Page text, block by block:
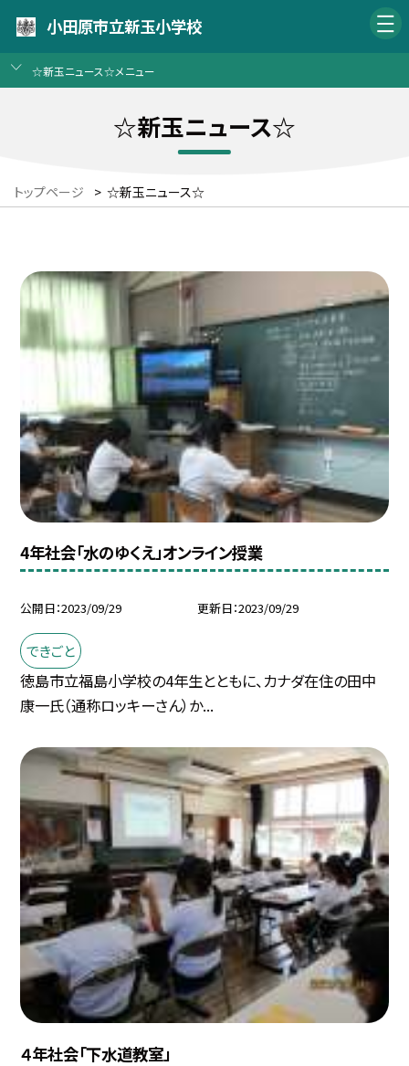
小田原市立新玉小学校
☆新玉ニュース☆メニュー
☆新玉ニュース☆
トップページ > ☆新玉ニュース☆
4年社会「水のゆくえ」オンライン授業
公開日 2023/09/29 更新日 2023/09/29
できごと
徳島市立福島小学校の4年生とともに、カナダ在住の田中
康一氏（通称ロッキーさん）か...
４年社会「下水道教室」